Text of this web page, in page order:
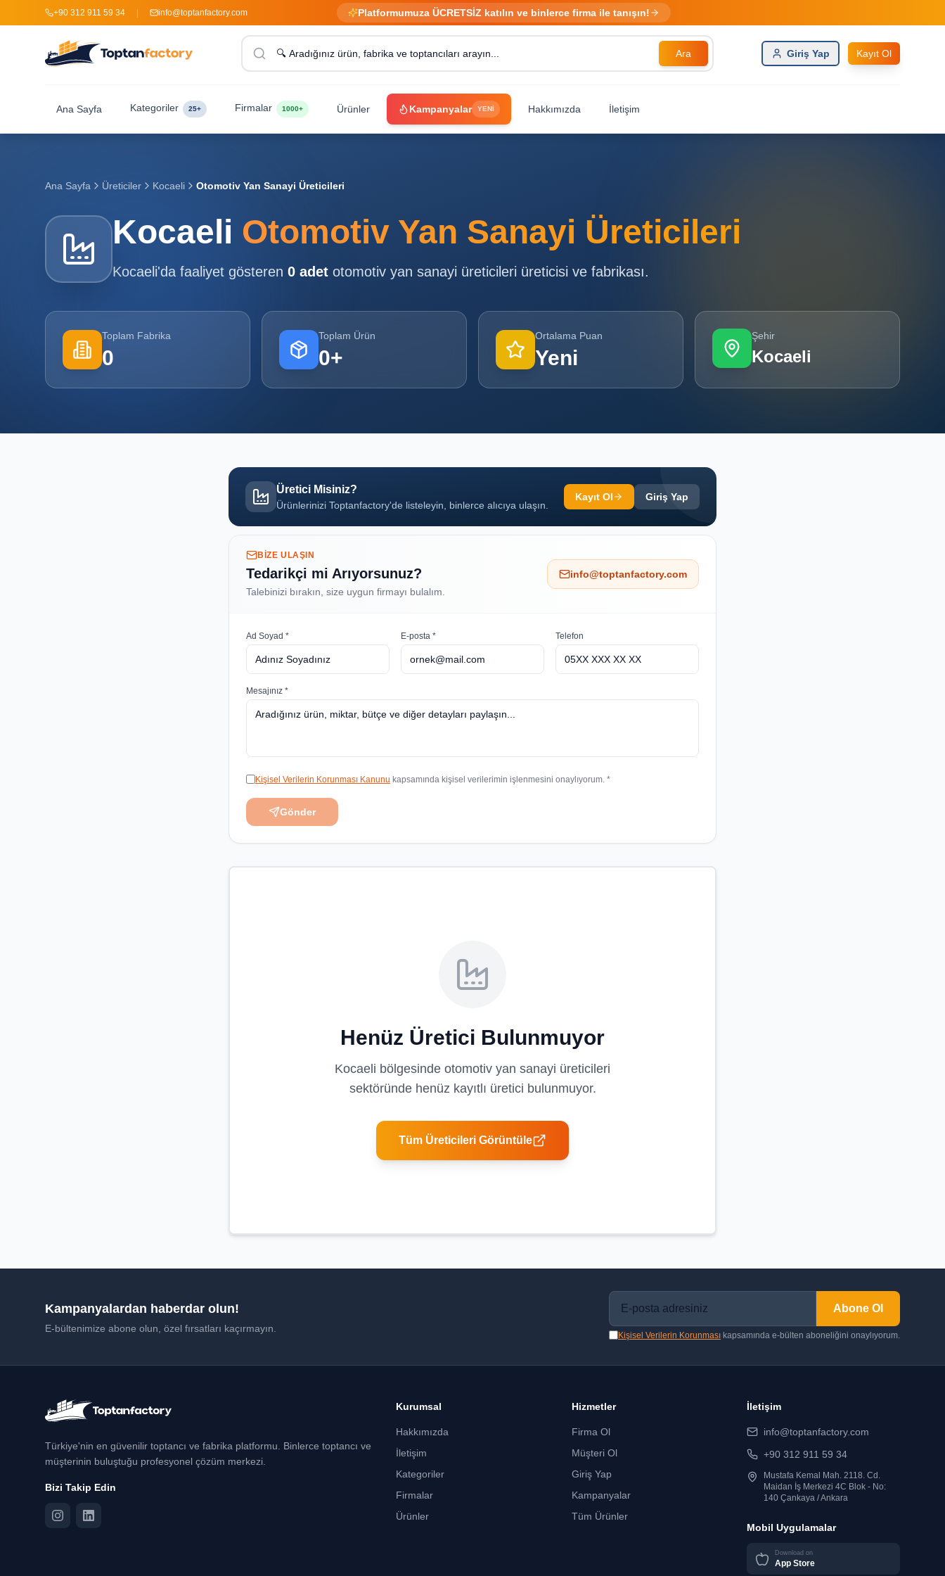
+90 312 911 59 34 info@toptanfactory.com Platformumuza ÜCRETSİZ katılın ve binlerce firma ile tanışın!
Ara Giriş Yap Kayıt Ol
Ana Sayfa Kategoriler 25+ Firmalar 1000+ Ürünler Kampanyalar YENİ Hakkımızda İletişim
Ana Sayfa Üreticiler Kocaeli Otomotiv Yan Sanayi Üreticileri
Kocaeli Otomotiv Yan Sanayi Üreticileri
Kocaeli'da faaliyet gösteren 0 adet otomotiv yan sanayi üreticileri üreticisi ve fabrikası.
Toplam Fabrika
0
Toplam Ürün
0+
Ortalama Puan
Yeni
Şehir
Kocaeli
Üretici Misiniz?
Ürünlerinizi Toptanfactory'de listeleyin, binlerce alıcıya ulaşın.
Kayıt Ol Giriş Yap
BIZE ULAŞIN
Tedarikçi mi Arıyorsunuz?
Talebinizi bırakın, size uygun firmayı bulalım.
info@toptanfactory.com
Ad Soyad * E-posta * Telefon
Mesajınız *
Kişisel Verilerin Korunması Kanunu kapsamında kişisel verilerimin işlenmesini onaylıyorum. *
Gönder
Henüz Üretici Bulunmuyor
Kocaeli bölgesinde otomotiv yan sanayi üreticileri
sektöründe henüz kayıtlı üretici bulunmuyor.
Tüm Üreticileri Görüntüle
Kampanyalardan haberdar olun!
E-bültenimize abone olun, özel fırsatları kaçırmayın.
Abone Ol
Kişisel Verilerin Korunması kapsamında e-bülten aboneliğini onaylıyorum.
Türkiye'nin en güvenilir toptancı ve fabrika platformu. Binlerce toptancı ve
müşterinin buluştuğu profesyonel çözüm merkezi.
Bizi Takip Edin
Kurumsal
Hakkımızda
İletişim
Kategoriler
Firmalar
Ürünler
Hizmetler
Firma Ol
Müşteri Ol
Giriş Yap
Kampanyalar
Tüm Ürünler
İletişim
info@toptanfactory.com
+90 312 911 59 34
Mustafa Kemal Mah. 2118. Cd.
Maidan İş Merkezi 4C Blok - No:
140 Çankaya / Ankara
Mobil Uygulamalar
Download on
App Store